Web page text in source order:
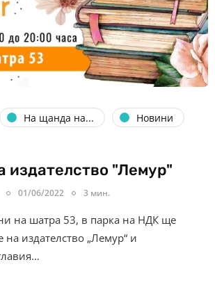
На щанда на...
Новини
издателство "Лемур"
01/06/2022 3 мин.
на шатра 53, в парка на НДК ще
на издателство „Лемур“ и